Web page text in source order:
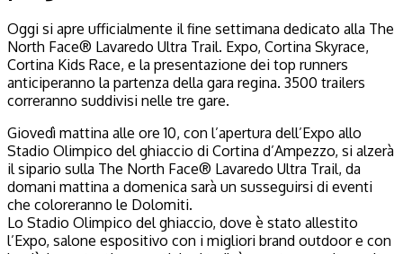
Oggi si apre ufficialmente il fine settimana dedicato alla The
North Face® Lavaredo Ultra Trail. Expo, Cortina Skyrace,
Cortina Kids Race, e la presentazione dei top runners
anticiperanno la partenza della gara regina. 3500 trailers
correranno suddivisi nelle tre gare.
Giovedì mattina alle ore 10, con l’apertura dell’Expo allo
Stadio Olimpico del ghiaccio di Cortina d’Ampezzo, si alzerà
il sipario sulla The North Face® Lavaredo Ultra Trail, da
domani mattina a domenica sarà un susseguirsi di eventi
che coloreranno le Dolomiti.
Lo Stadio Olimpico del ghiaccio, dove è stato allestito
l’Expo, salone espositivo con i migliori brand outdoor e con